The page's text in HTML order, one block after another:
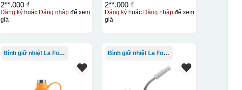
2**.000 ₫
Đăng kýhoặc Đăng nhậpđể xem
giá
2**.000 ₫
Đăng ký hoặcĐăng nhập để xem
giá
Bình giữ nhiệt La Fonte Bình giữ nhiệt La Fonte